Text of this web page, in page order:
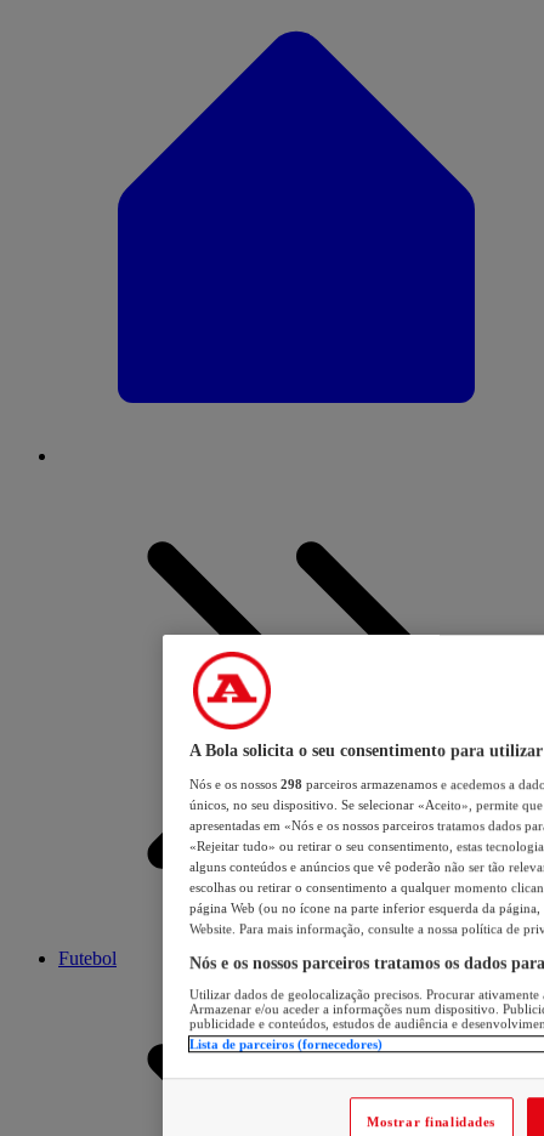
Futebol
A Bola solicita o seu consentimento para utilizar
Nós e os nossos 298 parceiros armazenamos e acedemos a
únicos, no seu dispositivo. Se selecionar «Aceito», permite
apresentadas em «Nós e os nossos parceiros tratamos dados
«Rejeitar tudo» ou retirar o seu consentimento, estas
alguns conteúdos e anúncios que vê poderão não ser tão
escolhas ou retirar o consentimento a qualquer momento
página Web (ou no ícone na parte inferior esquerda da página,
Website. Para mais informação, consulte a nossa política de
Nós e os nossos parceiros tratamos os dados
Utilizar dados de geolocalização precisos. Procurar
Armazenar e/ou aceder a informações num dispositivo.
publicidade e conteúdos, estudos de audiência e
Lista de parceiros (fornecedores)
Mostrar finalidades